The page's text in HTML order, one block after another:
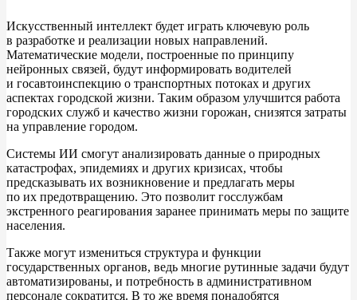
Искусственный интеллект будет играть ключевую роль
в разработке и реализации новых направлений.
Математические модели, построенные по принципу
нейронных связей, будут информировать водителей
и госавтоинспекцию о транспортных потоках и других
аспектах городской жизни. Таким образом улучшится работа
городских служб и качество жизни горожан, снизятся затраты
на управление городом.
Системы ИИ смогут анализировать данные о природных
катастрофах, эпидемиях и других кризисах, чтобы
предсказывать их возникновение и предлагать меры
по их предотвращению. Это позволит госслужбам
экстренного реагирования заранее принимать меры по защите
населения.
Также могут измениться структура и функции
государственных органов, ведь многие рутинные задачи будут
автоматизированы, и потребность в административном
персонале сократится. В то же время понадобятся